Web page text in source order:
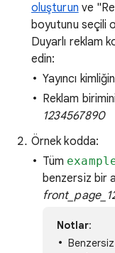
oluşturun ve
boyutunu seçili
Duyarlı reklam
edin:
Yayıncı
Reklam
1234567890
Örnek kodda:
Tüm
benzersiz bir
Notlar: